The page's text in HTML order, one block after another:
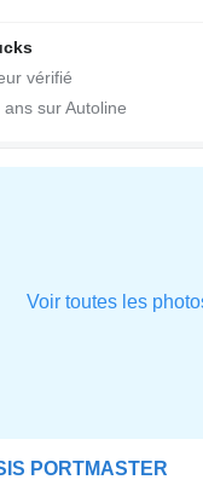
ans sur Autoline
PORTMASTER